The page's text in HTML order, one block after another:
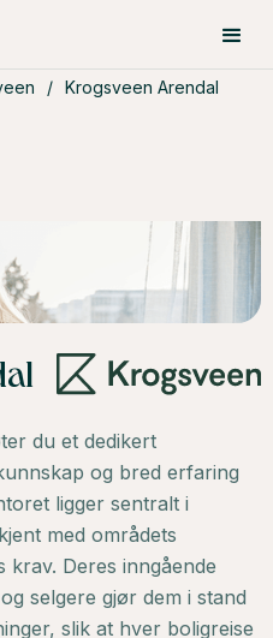
/ Krogsveen Arendal
du et dedikert
og bred erfaring
ligger sentralt i
med områdets
krav. Deres inngående
selgere gjør dem i stand
slik at hver boligreise